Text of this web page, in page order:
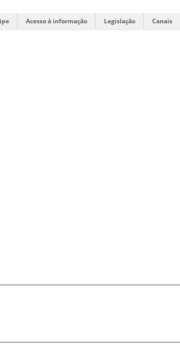
Acesso à informação Legislação Canais